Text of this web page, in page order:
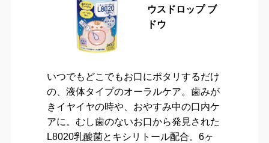
ウスドロップ ブ
ドウ
いつでもどこでもお口にポタリするだけ
の、液体タイプのオーラルケア。歯みが
きイヤイヤの時や、おやすみ中の口内ケ
アに。むし歯のないお口から発見された
L8020乳酸菌とキシリトール配合。6ヶ